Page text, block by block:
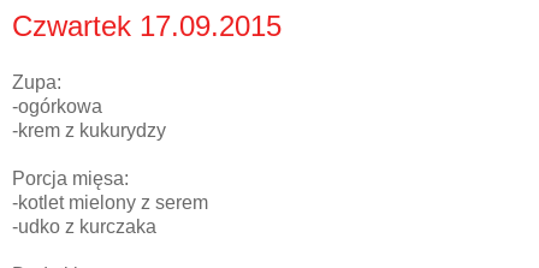
Czwartek 17.09.2015
Zupa:
-ogórkowa
-krem z kukurydzy
Porcja mięsa:
-kotlet mielony z serem
-udko z kurczaka